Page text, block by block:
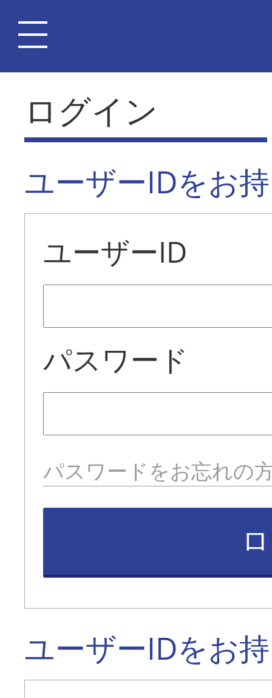
ログイン
ユーザーIDをお
ユーザーID
パスワード
パスワードをお忘れの
ユーザーIDをお